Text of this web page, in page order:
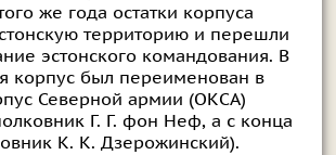
же года остатки корпуса
территорию и перешли
эстонского командования. В
корпус был переименован в
Северной армии (ОКСА)
Г. Г. фон Неф, а с конца
К. К. Дзерожинский).